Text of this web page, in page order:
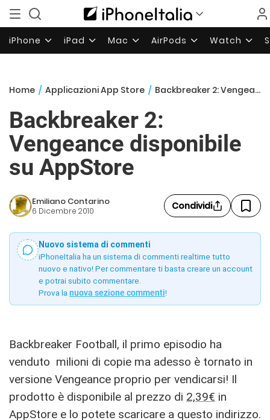
iPhone iPad Mac AirPods Watch
Home / Applicazioni App Store / Backbreaker 2: Vengeance disponibile su AppStore
Backbreaker 2:
Vengeance disponibile
su AppStore
Emiliano Contarino
6 Dicembre 2010 Condividi
Nuovo sistema di commenti
iPhoneItalia ha un sistema di commenti realtime tutto
nuovo e nativo! Per commentare ti basta creare un account
e potrai subito commentare.
Prova la nuova sezione commenti!
Backbreaker Football, il primo episodio ha
venduto milioni di copie ma adesso è tornato in
versione Vengeance proprio per vendicarsi! Il
prodotto è disponibile al prezzo di 2,39€ in
AppStore e lo potete scaricare a questo indirizzo.